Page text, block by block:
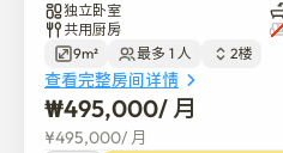
入场费 - 存款50,000至
* 带厕所的工作室每月租金在
* 每月使用公共厕所的迷你房
* 女性专属班级的运作
独立卧室
共用厨房
9m²
最多 1 人 2楼
查看完整房间详情
₩495,000/ 月
¥495,000/ 月